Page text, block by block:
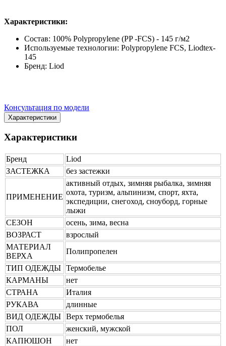
Характеристики:
Состав: 100% Polypropylene (PP -FCS) - 145 г/м2
Используемые технологии: Polypropylene FCS, Liodtex-
145
Бренд: Liod
Консультация по модели
Характеристики
Характеристики
Бренд
Liod
ЗАСТЕЖКА
без застежки
ПРИМЕНЕНИЕ
активный отдых, зимняя рыбалка, зимняя
охота, туризм, альпинизм, спорт, яхта,
экспедиции, снегоход, сноуборд, горные
лыжи
СЕЗОН
осень, зима, весна
ВОЗРАСТ
взрослый
МАТЕРИАЛ
ВЕРХА
Полипропелен
ТИП ОДЕЖДЫ Термобелье
КАРМАНЫ
нет
СТРАНА
Италия
РУКАВА
длинные
ВИД ОДЕЖДЫ Верх термобелья
ПОЛ
женский, мужской
КАПЮШОН
нет